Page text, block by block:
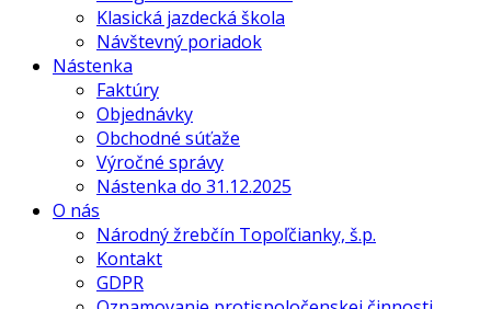
Klasická jazdecká škola
Návštevný poriadok
Nástenka
Faktúry
Objednávky
Obchodné súťaže
Výročné správy
Nástenka do 31.12.2025
O nás
Národný žrebčín Topoľčianky, š.p.
Kontakt
GDPR